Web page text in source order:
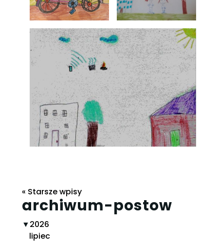
« Starsze wpisy
archiwum-postow
▼2026
lipiec